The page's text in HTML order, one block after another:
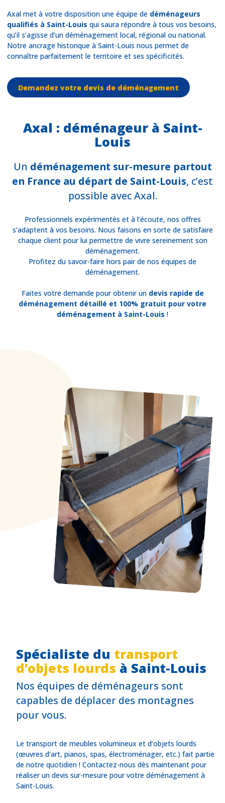
Axal met à votre disposition une équipe de déménageurs
qualifiés à Saint-Louis qui saura répondre à tous vos besoins,
qu’il s’agisse d’un déménagement local, régional ou national.
Notre ancrage historique à Saint-Louis nous permet de
connaître parfaitement le territoire et ses spécificités.
Demandez votre devis de déménagement
Axal : déménageur à Saint-
Louis
Un déménagement sur-mesure partout
en France au départ de Saint-Louis, c’est
possible avec Axal.
Professionnels expérimentés et à l’écoute, nos offres
s’adaptent à vos besoins. Nous faisons en sorte de satisfaire
chaque client pour lui permettre de vivre sereinement son
déménagement.
Profitez du savoir-faire hors pair de nos équipes de
déménagement.
Faites votre demande pour obtenir un devis rapide de
déménagement détaillé et 100% gratuit pour votre
déménagement à Saint-Louis !
Spécialiste du transport
d’objets lourds à Saint-Louis
Nos équipes de déménageurs sont
capables de déplacer des montagnes
pour vous.
Le transport de meubles volumineux et d’objets lourds
(œuvres d’art, pianos, spas, électroménager, etc.) fait partie
de notre quotidien ! Contactez-nous dès maintenant pour
réaliser un devis sur-mesure pour votre déménagement à
Saint-Louis.